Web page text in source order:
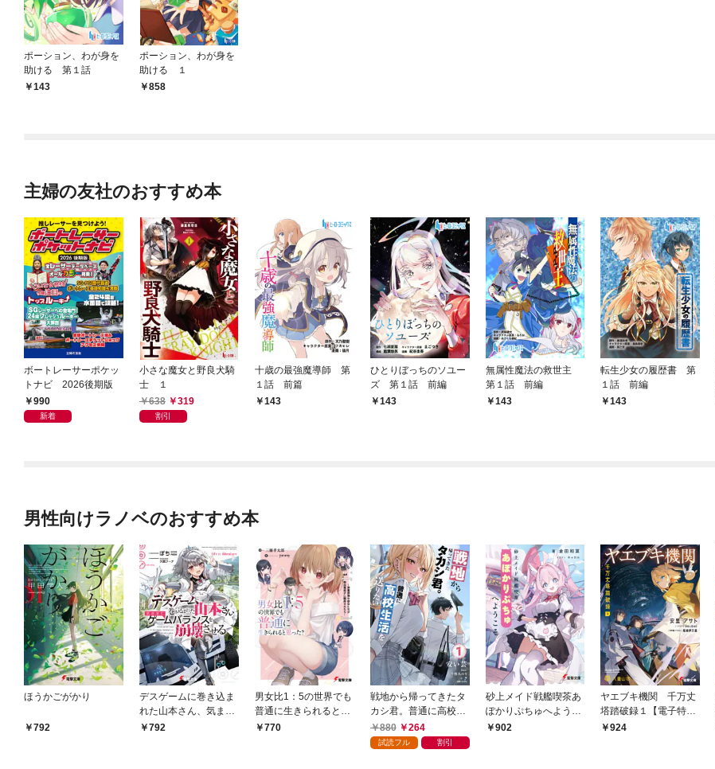
ポーション、わが身を
助ける 第１話
143
ポーション、わが身を
助ける １
858
主婦の友社のおすすめ本
ボートレーサーポケッ
トナビ 2026後期版
990
新着
小さな魔女と野良犬騎
士 １
638
319
割引
十歳の最強魔導師 第
１話 前篇
143
ひとりぼっちのソユー
ズ 第１話 前編
143
無属性魔法の救世主
第１話 前編
143
転生少女の履歴書 第
１話 前編
143
男性向けラノベのおすすめ本
ほうかごがかり
792
デスゲームに巻き込ま
れた山本さん、気まま
にゲームバランスを崩
792
男女比1：5の世界でも
普通に生きられると思
った？ ～激重感情な
770
戦地から帰ってきたタ
カシ君。普通に高校生
活を送りたい【電子版
特典付】１
880 264
試読フル 割引
砂上メイド戦艦喫茶あ
ぽかりぷちゅへようこ
そ902
ヤエブキ機関 千万丈
塔踏破録１【電子特別
版】924